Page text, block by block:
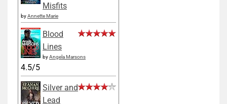
Misfits
byAnnette Marie
Blood
Lines
byAngela Marsons
4.5/5
Silver and
Lead